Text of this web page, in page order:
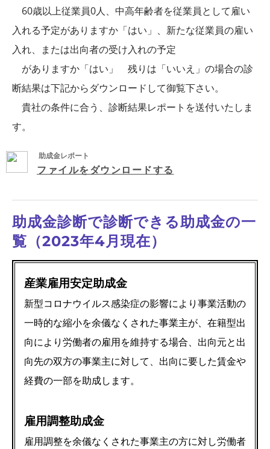
60歳以上従業員0人、中高年齢者を従業員として雇い
入れる予定がありますか「はい」、新たな従業員の雇い
入れ、または出向者の受け入れの予定
がありますか「はい」 残りは「いいえ」の場合の診
断結果は下記からダウンロードして御覧下さい。
貴社の条件に合う、診断結果レポートを送付いたしま
す。
助成金レポート
ファイルをダウンロードする
助成金診断で診断できる助成金の一
覧（2023年4月現在）
産業雇用安定助成金
新型コロナウイルス感染症の影響により事業活動の
一時的な縮小を余儀なくされた事業主が、在籍型出
向により労働者の雇用を維持する場合、出向元と出
向先の双方の事業主に対して、出向に要した賃金や
経費の一部を助成します。
雇用調整助成金
雇用調整を余儀なくされた事業主の方に対し労働者